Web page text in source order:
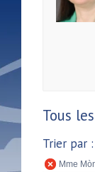
Tous
Trier par :
Mme